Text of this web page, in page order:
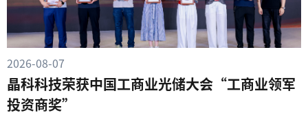
2026-08-07
晶科科技荣获中国工商业光储大会“工商业领军
投资商奖”